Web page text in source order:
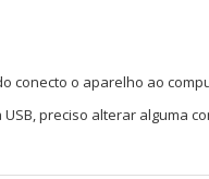
conecto o aparelho ao
preciso alterar alguma